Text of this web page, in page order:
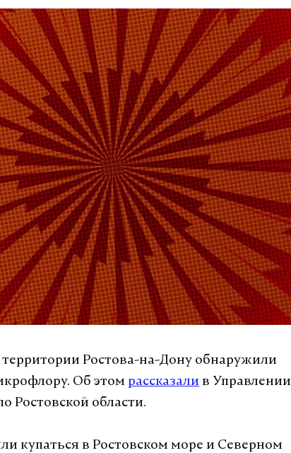
Ростова-на-Дону обнаружили
Об этом рассказали в Управлении
Ростовской области.
купаться в Ростовском море и Северном